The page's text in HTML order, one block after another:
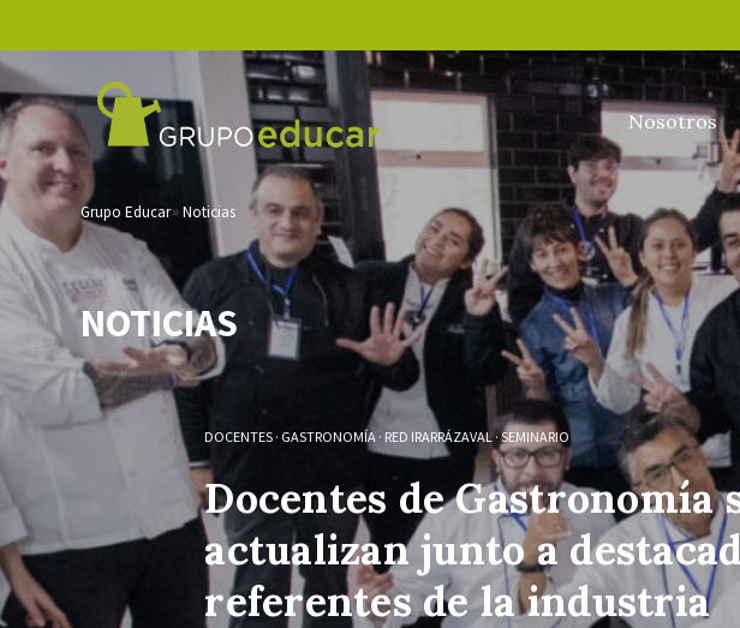
Nosotros
Grupo Educar Noticias
NOTICIAS
DOCENTES · GASTRONOMÍA ·RED IRARRÁZAVAL·SEMINARIO
Docentes de Gastronomía
actualizan junto a
referentes de la industria